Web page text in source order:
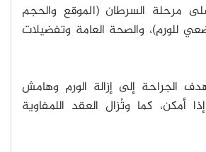
مرحلة السرطان (الموقع والحجم
للورم)، والصحة العامة وتفضيلات
الجراحة إلى إزالة الورم وهامش
أمكن، كما وتُزال العقد اللمفاوية